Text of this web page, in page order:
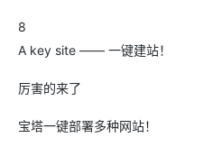
8
A key site —— 一键建站！
厉害的来了
宝塔一键部署多种网站！